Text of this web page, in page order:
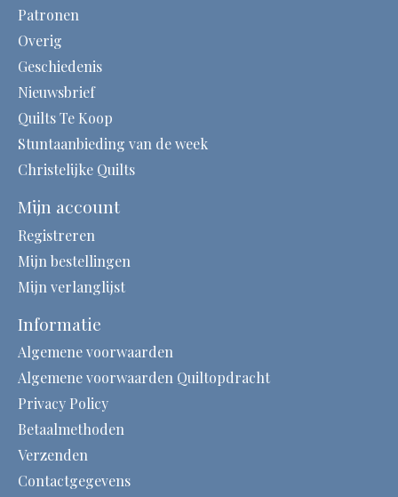
Patronen
Overig
Geschiedenis
Nieuwsbrief
Quilts Te Koop
Stuntaanbieding van de week
Christelijke Quilts
Mijn account
Registreren
Mijn bestellingen
Mijn verlanglijst
Informatie
Algemene voorwaarden
Algemene voorwaarden Quiltopdracht
Privacy Policy
Betaalmethoden
Verzenden
Contactgegevens